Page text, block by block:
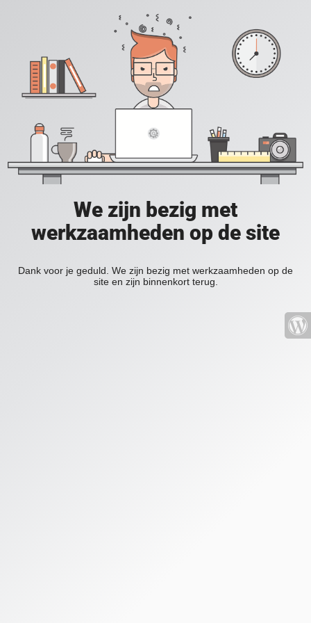
We zijn bezig met
werkzaamheden op de site
Dank voor je geduld. We zijn bezig met werkzaamheden op de
site en zijn binnenkort terug.